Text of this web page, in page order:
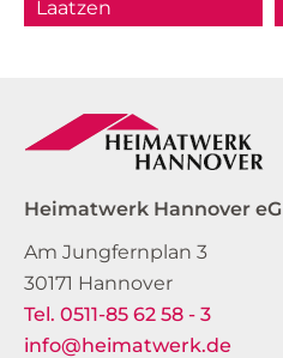
Laatzen
Heimatwerk Hannover eG
Am Jungfernplan 3
30171 Hannover
Tel. 0511-85 62 58 - 3
info@heimatwerk.de